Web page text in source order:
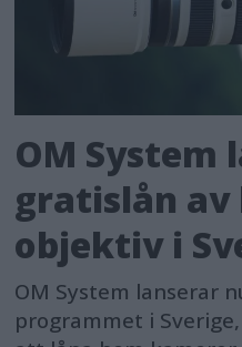
OM System
gratislån
objektiv i
OM System lanserar
programmet i